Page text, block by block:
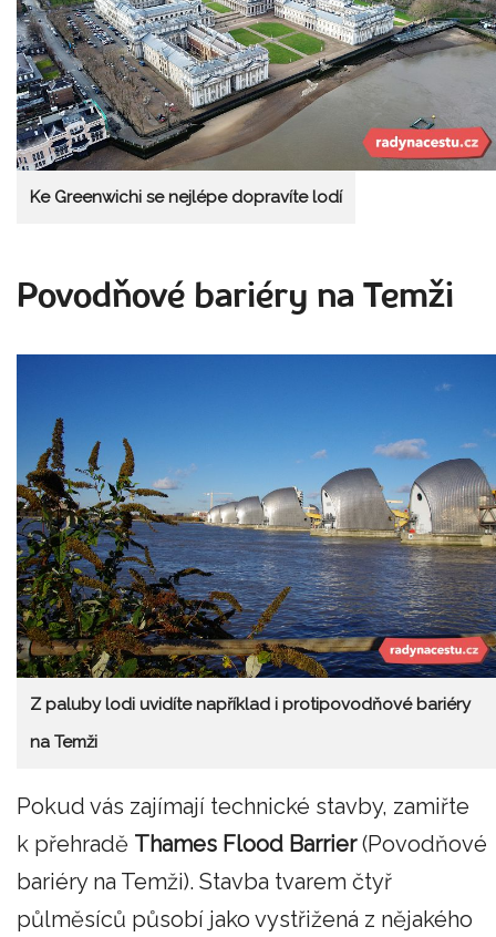
Ke Greenwichi se nejlépe dopravíte lodí
Povodňové bariéry na Temži
Z paluby lodi uvidíte například i protipovodňové bariéry
na Temži
Pokud vás zajímají technické stavby, zamiřte
k přehradě Thames Flood Barrier(Povodňové
bariéry na Temži). Stavba tvarem čtyř
půlměsíců působí jako vystřižená z nějakého